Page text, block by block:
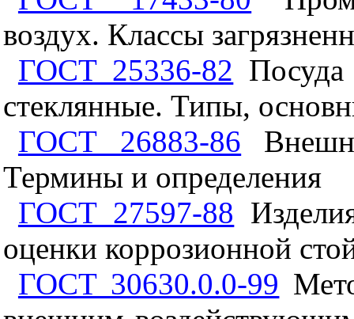
воздух. Классы
ГОСТ 25336-82
стеклянные. Типы,
ГОСТ 26883-86
Термины и определения
ГОСТ 27597-88
оценки коррозионной
ГОСТ 30630.0.0-99